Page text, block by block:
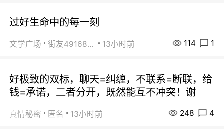
过好生命中的每一刻
文学广场 街友49168527 13小时前 114 1
好极致的双标，聊天=纠缠，不联系=断联，给
钱=承诺，二者分开，既然能互不冲突！谢
真情秘密 匿名 13小时前 248 4